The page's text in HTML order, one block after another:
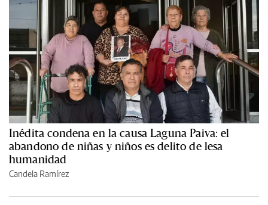
Inédita condena en la causa Laguna Paiva: el
abandono de niñas y niños es delito de lesa
humanidad
Candela Ramírez